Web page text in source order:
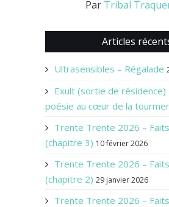
Par Tribal
Articles
Ultrasensibles – Régalade
Exult (sortie de résidence)
poésie au cœur de la
Trente Trente 2026 –
(chapitre 3) 10 février 2026
Trente Trente 2026 –
(chapitre 2) 29 janvier 2026
Trente Trente 2026 –